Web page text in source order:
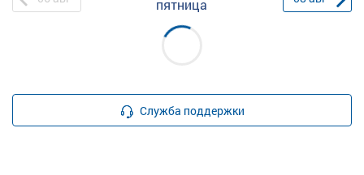
пятница
Служба поддержки